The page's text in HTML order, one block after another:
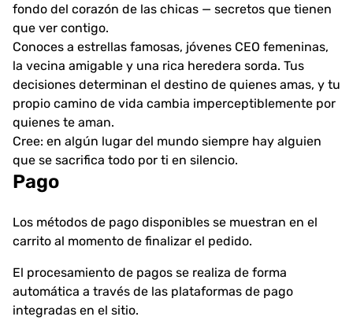
fondo del corazón de las chicas — secretos que tienen
que ver contigo.​
Conoces a estrellas famosas, jóvenes CEO femeninas,
la vecina amigable y una rica heredera sorda. Tus
decisiones determinan el destino de quienes amas, y tu
propio camino de vida cambia imperceptiblemente por
quienes te aman.​
Cree: en algún lugar del mundo siempre hay alguien
que se sacrifica todo por ti en silencio.
Pago
Los métodos de pago disponibles se muestran en el
carrito al momento de finalizar el pedido.
El procesamiento de pagos se realiza de forma
automática a través de las plataformas de pago
integradas en el sitio.